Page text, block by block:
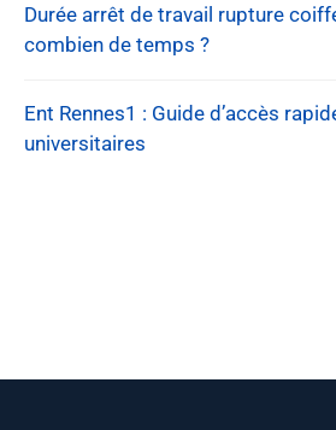
Durée arrêt de travail rupture
combien de temps ?
Ent Rennes1 : Guide d’accès
universitaires